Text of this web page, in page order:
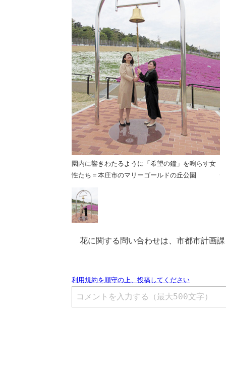
園内に響きわたるように「希望の鐘」を鳴らす女
性たち＝本庄市のマリーゴールドの丘公園
花に関する問い合わせは、市都市計画課